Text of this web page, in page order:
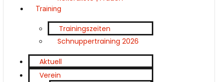
Training
Trainingszeiten
Schnuppertraining 2026
Aktuell
Verein